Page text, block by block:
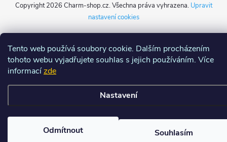
Tento web používá soubory cookie. Dalším procházením
tohoto webu vyjadřujete souhlas s jejich používáním. Více
informacízde
Nastavení
Odmítnout Souhlasím
Copyright 2026 Charm-shop.cz. Všechna práva vyhrazena. Upravit
nastavení cookies